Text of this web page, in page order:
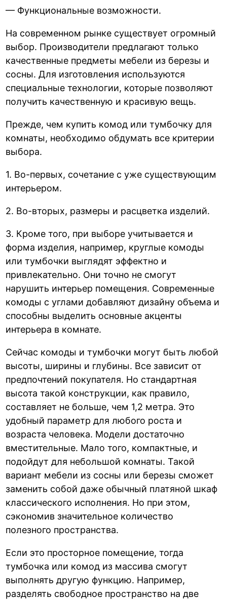
— Функциональные возможности.
На современном рынке существует огромный
выбор. Производители предлагают только
качественные предметы мебели из березы и
сосны. Для изготовления используются
специальные технологии, которые позволяют
получить качественную и красивую вещь.
Прежде, чем купить комод или тумбочку для
комнаты, необходимо обдумать все критерии
выбора.
1. Во-первых, сочетание с уже существующим
интерьером.
2. Во-вторых, размеры и расцветка изделий.
3. Кроме того, при выборе учитывается и
форма изделия, например, круглые комоды
или тумбочки выглядят эффектно и
привлекательно. Они точно не смогут
нарушить интерьер помещения. Современные
комоды с углами добавляют дизайну объема и
способны выделить основные акценты
интерьера в комнате.
Сейчас комоды и тумбочки могут быть любой
высоты, ширины и глубины. Все зависит от
предпочтений покупателя. Но стандартная
высота такой конструкции, как правило,
составляет не больше, чем 1,2 метра. Это
удобный параметр для любого роста и
возраста человека. Модели достаточно
вместительные. Мало того, компактные, и
подойдут для небольшой комнаты. Такой
вариант мебели из сосны или березы сможет
заменить собой даже обычный платяной шкаф
классического исполнения. Но при этом,
сэкономив значительное количество
полезного пространства.
Если это просторное помещение, тогда
тумбочка или комод из массива смогут
выполнять другую функцию. Например,
разделять свободное пространство на две